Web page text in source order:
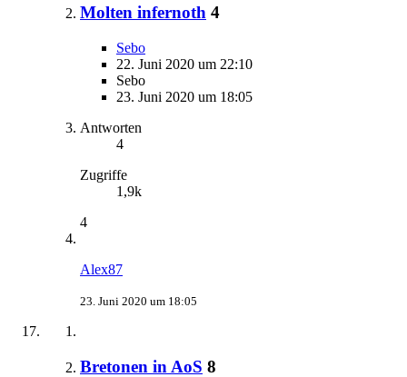
Molten infernoth 4
Sebo
22. Juni 2020 um 22:10
Sebo
23. Juni 2020 um 18:05
Antworten
4
Zugriffe
1,9k
4
Alex87
23. Juni 2020 um 18:05
Bretonen in AoS 8